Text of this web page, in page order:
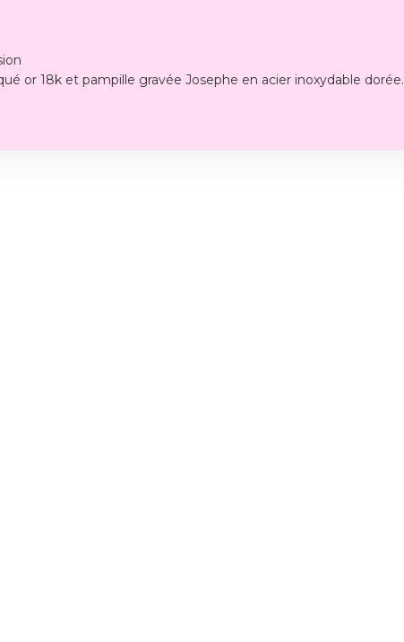
or 18k et pampille gravée Josephe en acier inoxydable dorée.